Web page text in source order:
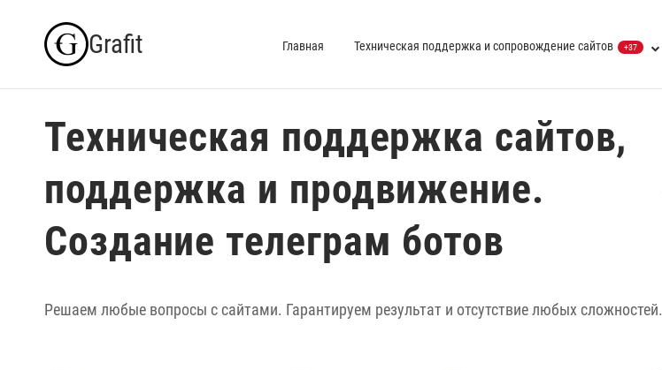
Grafit Главная Техническая поддержка и сопровождение сайтов +37
Техническая поддержка сайтов,
поддержка и продвижение.
Создание телеграм ботов
Решаем любые вопросы с сайтами. Гарантируем результат и отсутствие любых сложностей.